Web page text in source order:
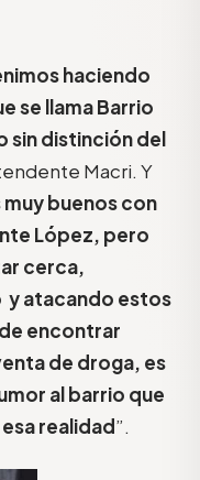
haciendo
se llama Barrio
sin distinción del
Macri. Y
buenos con
López, pero
cerca,
y atacando estos
encontrar
de droga, es
al barrio que
realidad”.